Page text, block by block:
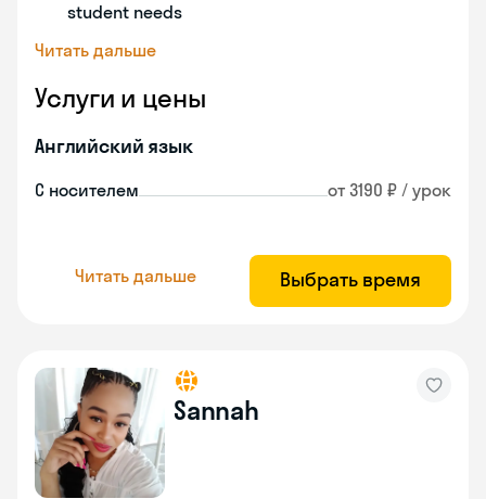
student needs
Читать дальше
Услуги и цены
Английский язык
С носителем от 3190 ₽ / урок
Читать дальше Выбрать время
Sannah